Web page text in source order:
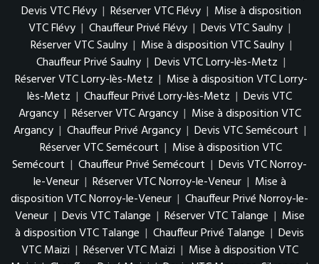
Devis VTC Flévy | Réserver VTC Flévy | Mise à disposition
VTC Flévy | Chauffeur Privé Flévy | Devis VTC Saulny |
Réserver VTC Saulny | Mise à disposition VTC Saulny |
Chauffeur Privé Saulny | Devis VTC Lorry-lès-Metz |
Réserver VTC Lorry-lès-Metz | Mise à disposition VTC Lorry-
lès-Metz | Chauffeur Privé Lorry-lès-Metz | Devis VTC
Argancy | Réserver VTC Argancy | Mise à disposition VTC
Argancy | Chauffeur Privé Argancy | Devis VTC Semécourt |
Réserver VTC Semécourt | Mise à disposition VTC
Semécourt | Chauffeur Privé Semécourt | Devis VTC Norroy-
le-Veneur | Réserver VTC Norroy-le-Veneur | Mise à
disposition VTC Norroy-le-Veneur | Chauffeur Privé Norroy-le-
Veneur | Devis VTC Talange | Réserver VTC Talange | Mise
à disposition VTC Talange | Chauffeur Privé Talange | Devis
VTC Maizi | Réserver VTC Maizi | Mise à disposition VTC